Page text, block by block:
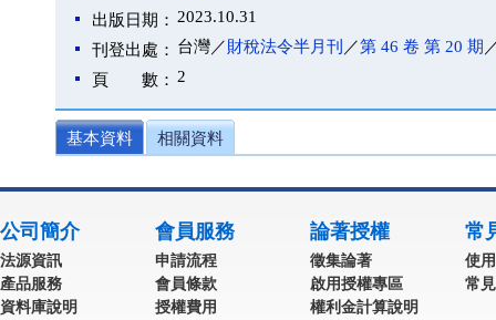
出版日期： 2023.10.31
刊登出處： 台灣／財稅法令半月刊 ／第 46 卷 第 20 期
頁 數： 2
基本資料 相關資料
公司簡介
法源資訊
產品服務
資料庫說明
會員服務
申請流程
會員條款
授權費用
論著授權
徵集論著
啟用授權專區
權利金計算說明
常
使
常